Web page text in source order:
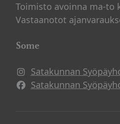
Toimisto avoinna ma-to
Vastaanotot
Some
Satakunnan
Avautuu uuteen
Satakunnan
Avautuu uuteen